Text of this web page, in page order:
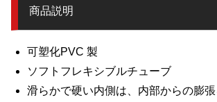
商品説明
可塑化PVC 製
ソフトフレキシブルチューブ
滑らかで硬い内側は、内部からの膨